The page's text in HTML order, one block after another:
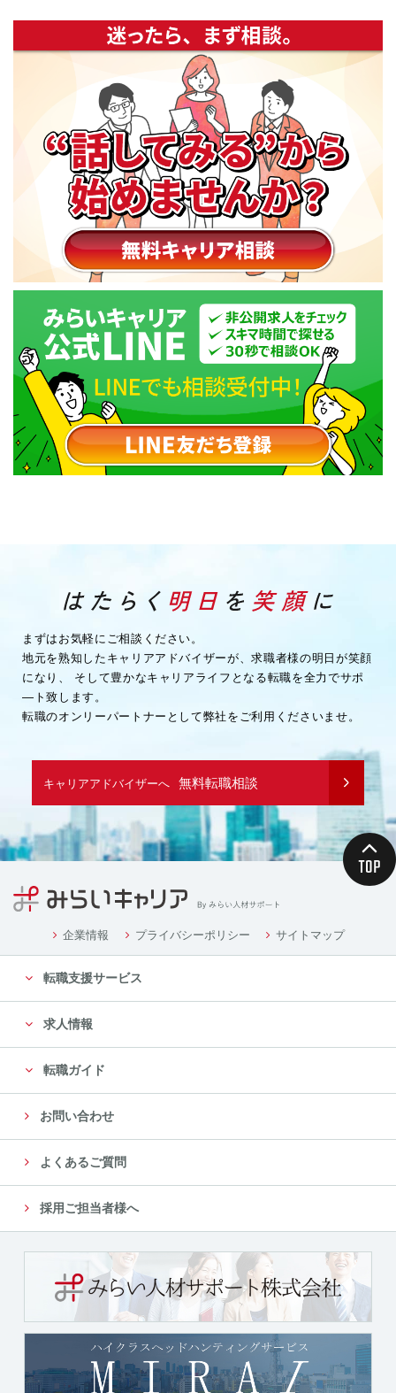
まずはお気軽にご相談ください。
地元を熟知したキャリアアドバイザーが、求職者様の明日が笑顔
になり、
そして豊かなキャリアライフとなる転職を全力でサポ
―ト致します。
転職のオンリーパートナーとして弊社をご利用くださいませ。
キャリアアドバイザーへ 無料転職相談
企業情報 プライバシーポリシー サイトマップ
転職支援サービス
求人情報
転職ガイド
お問い合わせ
よくあるご質問
採用ご担当者様へ